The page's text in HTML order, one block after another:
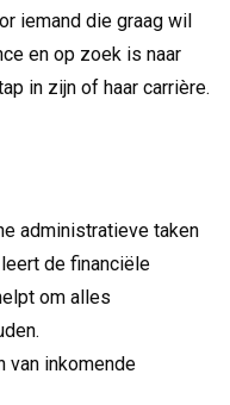
iemand die graag wil
en op zoek is naar
in zijn of haar carrière.
administratieve taken
de financiële
om alles
van inkomende